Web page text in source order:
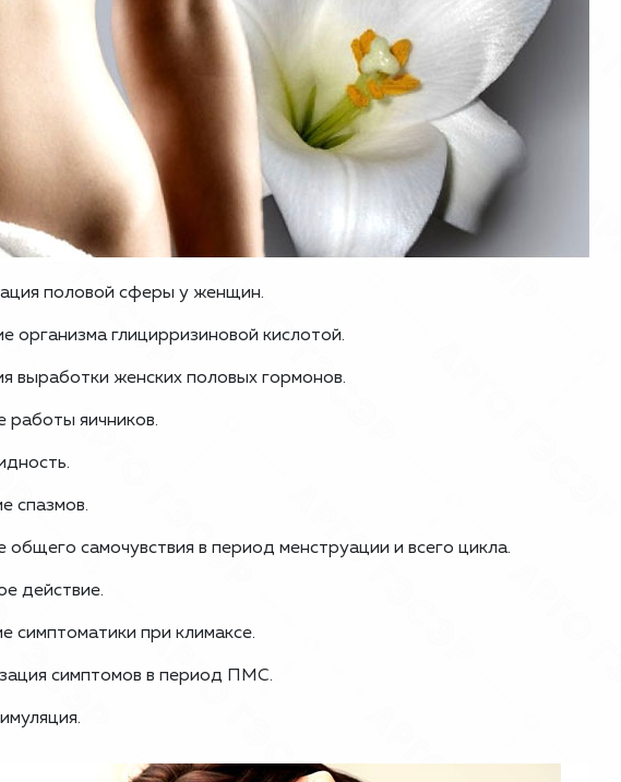
половой сферы у женщин.
организма глицирризиновой кислотой.
выработки женских половых гормонов.
работы яичников.
спазмов.
общего самочувствия в период менструации и всего цикла.
действие.
симптоматики при климаксе.
симптомов в период ПМС.